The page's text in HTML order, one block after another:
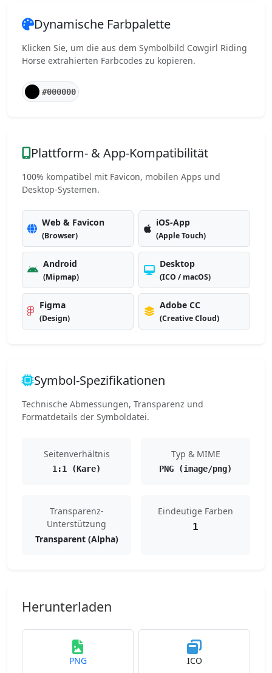
Dynamische Farbpalette
Klicken Sie, um die aus dem Symbolbild Cowgirl Riding
Horse extrahierten Farbcodes zu kopieren.
#000000
Plattform- & App-Kompatibilität
100% kompatibel mit Favicon, mobilen Apps und
Desktop-Systemen.
Web & Favicon
(Browser)
iOS-App
(Apple Touch)
Android
(Mipmap)
Desktop
(ICO / macOS)
Figma
(Design)
Adobe CC
(Creative Cloud)
Symbol-Spezifikationen
Technische Abmessungen, Transparenz und
Formatdetails der Symboldatei.
Seitenverhältnis
1:1 (Kare)
Typ & MIME
PNG (image/png)
Transparenz-
Unterstützung
Transparent (Alpha)
Eindeutige Farben
1
Herunterladen
PNG ICO